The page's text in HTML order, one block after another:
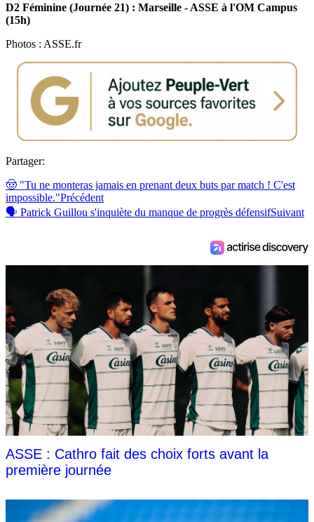
D2 Féminine (Journée 21) : Marseille - ASSE à l'OM Campus
(15h)
Photos : ASSE.fr
Partager:
🤠 "Tu ne monteras jamais en prenant deux buts par match ! C'est
impossible."Précédent
🗣 Patrick Guillou s'inquiète du manque de progrès défensifSuivant
ASSE : Cathro fait des choix forts avant la
première journée